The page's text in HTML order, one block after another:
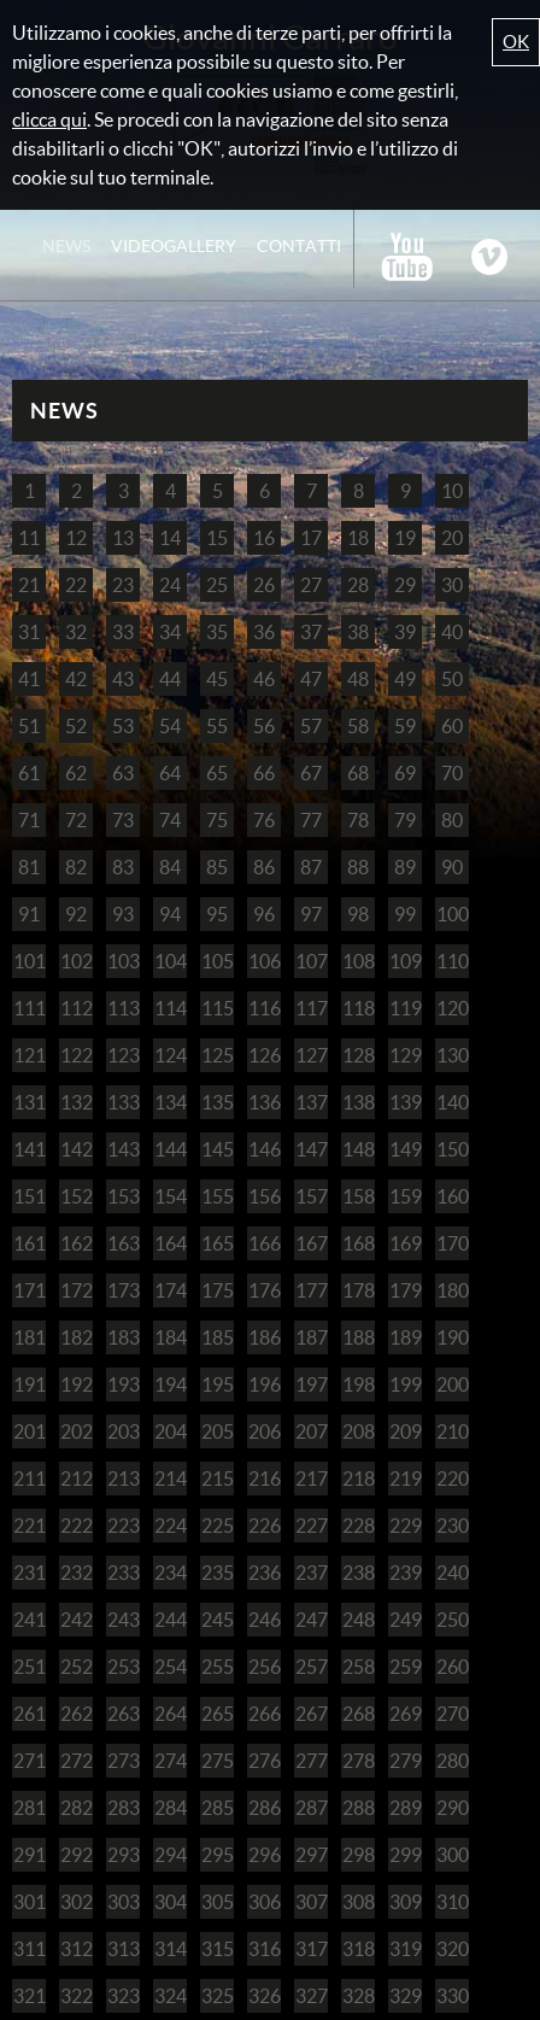
Utilizzamo i cookies, anche di terze parti, per offrirti la
migliore esperienza possibile su questo sito. Per
conoscere come e quali cookies usiamo e come gestirli,
clicca qui. Se procedi con la navigazione del sito senza
disabilitarli o clicchi "OK", autorizzi l’invio e l’utilizzo di
cookie sul tuo terminale.
OK
Giovanni Carraro
NEWS VIDEOGALLERY CONTATTI
NEWS
1 2 3 4 5 6 7 8 9 10
11 12 13 14 15 16 17 18 19 20
21 22 23 24 25 26 27 28 29 30
31 32 33 34 35 36 37 38 39 40
41 42 43 44 45 46 47 48 49 50
51 52 53 54 55 56 57 58 59 60
61 62 63 64 65 66 67 68 69 70
71 72 73 74 75 76 77 78 79 80
81 82 83 84 85 86 87 88 89 90
91 92 93 94 95 96 97 98 99 100
101 102 103 104 105 106 107 108 109 110
111 112 113 114 115 116 117 118 119 120
121 122 123 124 125 126 127 128 129 130
131 132 133 134 135 136 137 138 139 140
141 142 143 144 145 146 147 148 149 150
151 152 153 154 155 156 157 158 159 160
161 162 163 164 165 166 167 168 169 170
171 172 173 174 175 176 177 178 179 180
181 182 183 184 185 186 187 188 189 190
191 192 193 194 195 196 197 198 199 200
201 202 203 204 205 206 207 208 209 210
211 212 213 214 215 216 217 218 219 220
221 222 223 224 225 226 227 228 229 230
231 232 233 234 235 236 237 238 239 240
241 242 243 244 245 246 247 248 249 250
251 252 253 254 255 256 257 258 259 260
261 262 263 264 265 266 267 268 269 270
271 272 273 274 275 276 277 278 279 280
281 282 283 284 285 286 287 288 289 290
291 292 293 294 295 296 297 298 299 300
301 302 303 304 305 306 307 308 309 310
311 312 313 314 315 316 317 318 319 320
321 322 323 324 325 326 327 328 329 330